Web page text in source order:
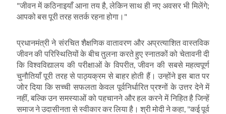
"जीवन में कठिनाइयाँ आना तय है, लेकिन साथ ही नए अवसर भी मिलेंगे;
आपको बस पूरी तरह सतर्क रहना होगा।"
प्रधानमंत्री ने संरचित शैक्षणिक वातावरण और अप्रत्याशित वास्तविक
जीवन की परिस्थितियों के बीच तुलना करते हुए स्नातकों को चेतावनी दी
कि विश्वविद्यालय की परीक्षाओं के विपरीत,जीवन की सबसे महत्वपूर्ण
चुनौतियाँ पूरी तरह से पाठ्यक्रम से बाहर होती हैं। उन्होंने इस बात पर
जोर दिया कि सच्ची सफलता केवल पूर्वनिर्धारित प्रश्नों के उत्तर देने में
नहीं, बल्कि उन समस्याओं को पहचानने और हल करने में निहित है जिन्हें
समाज ने उदासीनता से स्वीकार कर लिया है। श्री मोदी ने कहा , "कई पूर्व